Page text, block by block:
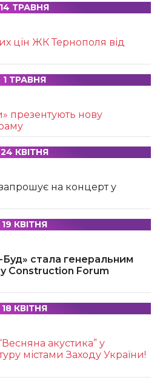
14 ТРАВНЯ
цін ЖК Тернополя від
1 ТРАВНЯ
презентують нову
24 КВІТНЯ
на концерт у
19 КВІТНЯ
стала генеральним
Construction Forum
18 КВІТНЯ
акустика” у
містами Заходу України!